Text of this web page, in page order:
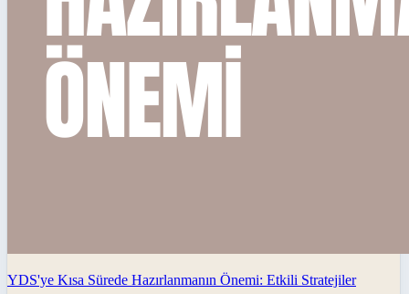
YDS'ye Kısa Sürede Hazırlanmanın Önemi: Etkili Stratejiler